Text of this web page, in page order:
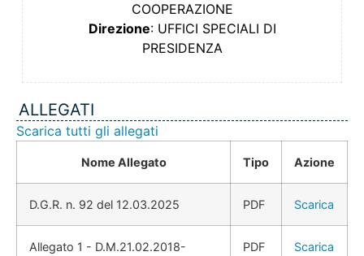
COOPERAZIONE
Direzione: UFFICI SPECIALI DI
PRESIDENZA
ALLEGATI
Scarica tutti gli allegati
Nome Allegato Tipo Azione
D.G.R. n. 92 del 12.03.2025 PDF Scarica
Allegato 1 - D.M.21.02.2018-
PDF Scarica